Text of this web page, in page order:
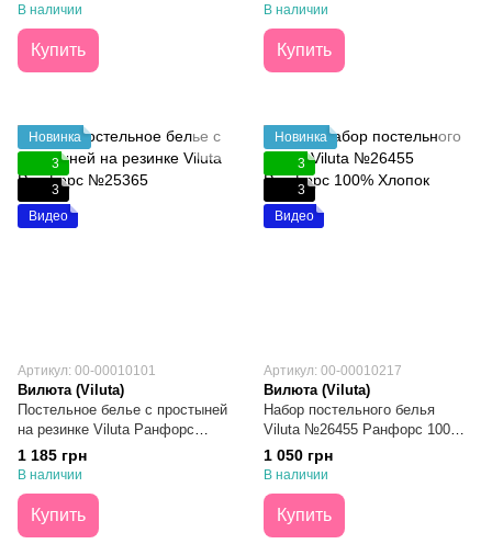
В наличии
Купить
В наличии
Купить
Новинка
3
3
Видео
Артикул: 00-00010101
Вилюта (Viluta)
Постельное белье с простыней
на резинке Viluta Ранфорс
№25365 Двухспальное
1 185 грн
В наличии
Купить
Новинка
3
3
Видео
Артикул: 00-00010217
Вилюта (Viluta)
Набор постельного белья
Viluta №26455 Ранфорс 100%
Хлопок Двуспальный
1 050 грн
В наличии
Купить